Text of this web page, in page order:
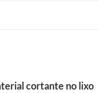
cortante no lixo